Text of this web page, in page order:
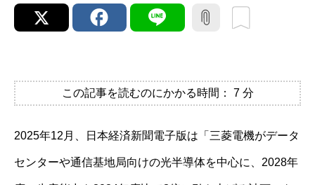
この記事を読むのにかかる時間： 7 分
2025年12月、日本経済新聞電子版は「三菱電機がデータ
センターや通信基地局向けの光半導体を中心に、2028年